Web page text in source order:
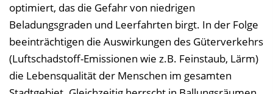
e
n
optimiert, das die Gefahr von niedrigen
Beladungsgraden und Leerfahrten birgt. In der Folge
beeinträchtigen die Auswirkungen des Güterverkehrs
(Luftschadstoff-Emissionen wie z.B. Feinstaub, Lärm)
die Lebensqualität der Menschen im gesamten